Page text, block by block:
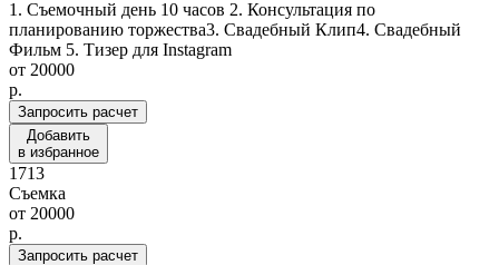
1. Съемочный день 10 часов 2. Консультация по
планированию торжества3. Свадебный Клип4. Свадебный
Фильм 5. Тизер для Instagram
от 20000
p.
Запросить расчет
Добавить
в избранное
1713
Съемка
от 20000
p.
Запросить расчет